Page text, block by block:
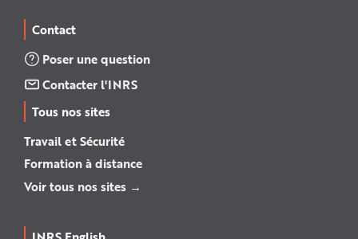
Contact
Poser une question
Contacter l'INRS
Tous nos sites
Travail et Sécurité
Formation à distance
Voir tous nos sites →